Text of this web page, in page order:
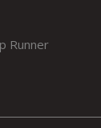
Runner